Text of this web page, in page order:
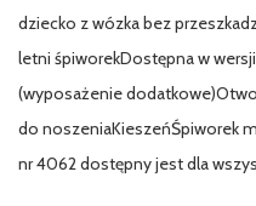
dziecko z wózka bez
letni śpiworekDostępna w
(wyposażenie
do noszeniaKieszeńŚpiworek
nr 4062 dostępny jest dla